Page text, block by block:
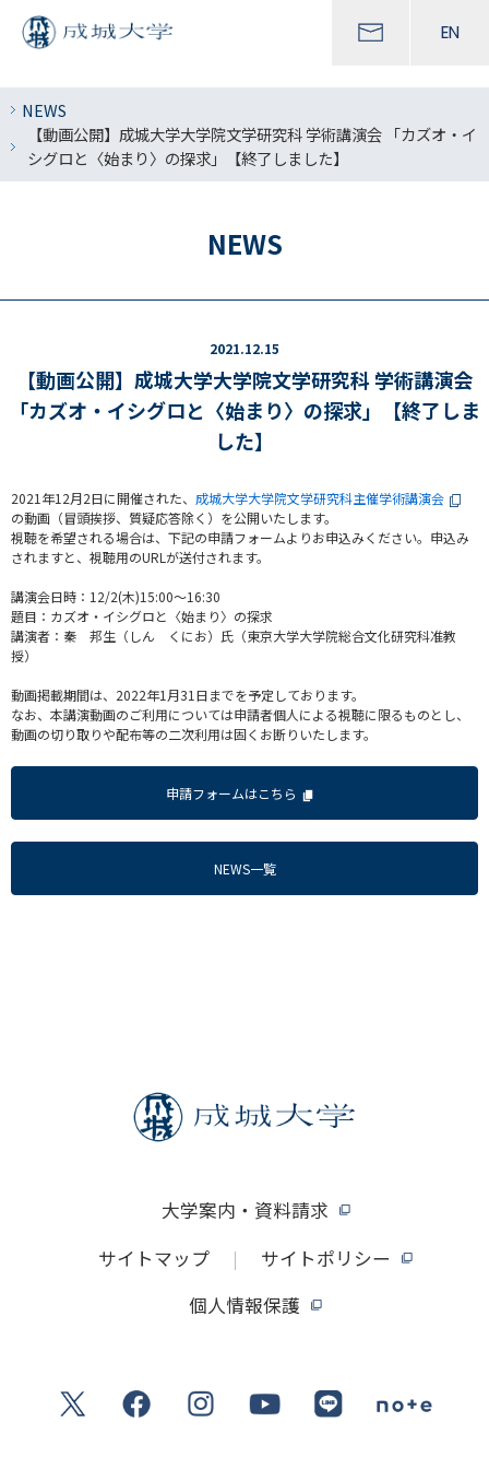
EN
NEWS
【動画公開】成城大学大学院文学研究科 学術講演会 「カズオ・イ
シグロと〈始まり〉の探求」【終了しました】
NEWS
2021.12.15
【動画公開】成城大学大学院文学研究科 学術講演会
「カズオ・イシグロと〈始まり〉の探求」【終了しま
した】
2021年12月2日に開催された、 成城大学大学院文学研究科主催学術講演会
の動画（冒頭挨拶、質疑応答除く）を公開いたします。
視聴を希望される場合は、下記の申請フォームよりお申込みください。申込み
されますと、視聴用のURLが送付されます。
講演会日時：12/2(木)15:00～16:30
題目：カズオ・イシグロと〈始まり〉の探求
講演者：秦 邦生（しん くにお）氏（東京大学大学院総合文化研究科准教
授）
動画掲載期間は、2022年1月31日までを予定しております。
なお、本講演動画のご利用については申請者個人による視聴に限るものとし、
動画の切り取りや配布等の二次利用は固くお断りいたします。
申請フォームはこちら
NEWS一覧
大学案内・資料請求
サイトマップ
サイトポリシー
個人情報保護